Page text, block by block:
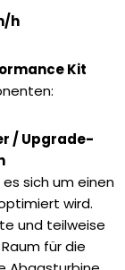
h
Kit
/ Upgrade-
sich um einen
wird.
und teilweise
für die